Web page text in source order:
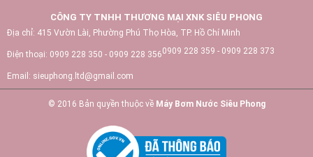
CÔNG TY TNHH THƯƠNG MẠI XNK SIÊU PHONG
Địa chỉ: 415 Vườn Lài, Phường Phú Thọ Hòa, TP. Hồ Chí Minh
Điện thoại: 0909 228 350 - 0909 228 3560909 228 359 - 0909 228 373
Email: sieuphong.ltd@gmail.com
© 2016 Bản quyền thuộc về Máy Bơm Nước Siêu Phong